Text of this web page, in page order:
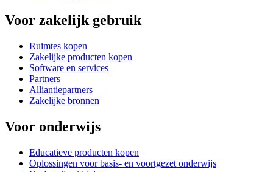
Voor zakelijk gebruik
Ruimtes kopen
Zakelijke producten kopen
Software en services
Partners
Alliantiepartners
Zakelijke bronnen
Voor onderwijs
Educatieve producten kopen
Oplossingen voor basis- en voortgezet onderwijs